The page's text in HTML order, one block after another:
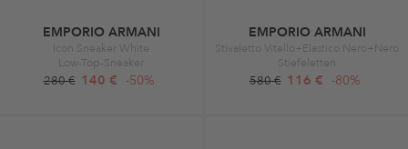
EMPORIO ARMANI
Icon Sneaker White
Low-Top-Sneaker
280 € 140 € -50%
EMPORIO ARMANI
Stivaletto Vitello+Elastico Nero+Nero
Stiefeletten
580 € 116 € -80%